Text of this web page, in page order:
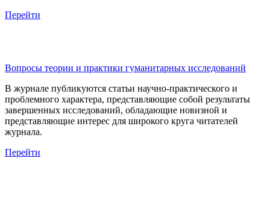
Перейти
Вопросы теории и практики гуманитарных исследований
В журнале публикуются статьи научно-практического и
проблемного характера, представляющие собой результаты
завершенных исследований, обладающие новизной и
представляющие интерес для широкого круга читателей
журнала.
Перейти